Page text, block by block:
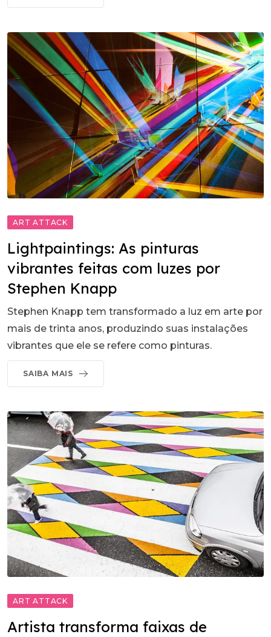
ART ATTACK
Lightpaintings: As pinturas
vibrantes feitas com luzes por
Stephen Knapp
Stephen Knapp tem transformado a luz em arte por
mais de trinta anos, produzindo suas instalações
vibrantes que ele se refere como pinturas.
SAIBA MAIS
ART ATTACK
Artista transforma faixas de